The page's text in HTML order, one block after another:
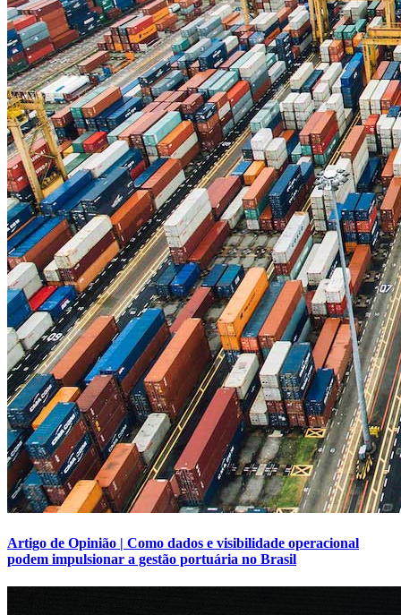
Artigo de Opinião | Como dados e visibilidade operacional
podem impulsionar a gestão portuária no Brasil